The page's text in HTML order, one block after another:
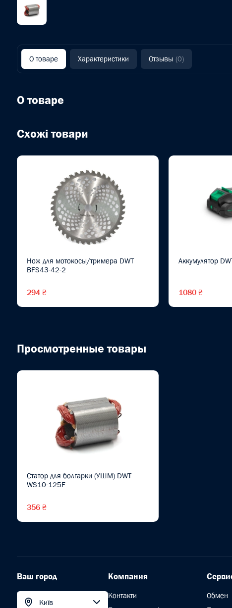
О товаре Характеристики Отзывы (0)
О товаре
Схожі товари
Нож для мотокосы/тримера DWT
BFS43-42-2
294 ₴
Аккумулятор
1080 ₴
Просмотренные товары
Статор для болгарки (УШМ) DWT
WS10-125F
356 ₴
Ваш город
Київ
Компания
Контакти
Обмен